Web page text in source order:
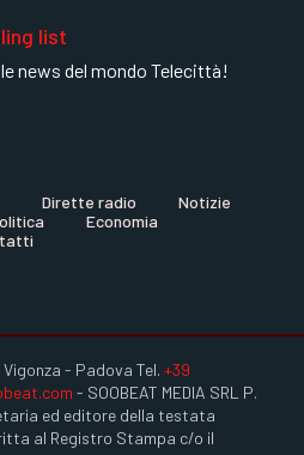
list
news del mondo Telecittà!
Dirette radio
Notizie
Economia
- Padova Tel. +39
- SOOBEAT MEDIA SRL P.
ed editore della testata
al Registro Stampa c/o il